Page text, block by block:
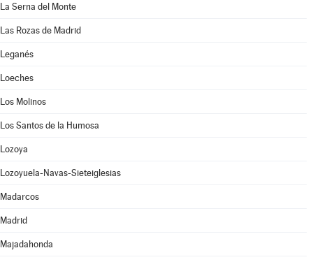
La Serna del Monte
Las Rozas de Madrid
Leganés
Loeches
Los Molinos
Los Santos de la Humosa
Lozoya
Lozoyuela-Navas-Sieteiglesias
Madarcos
Madrid
Majadahonda